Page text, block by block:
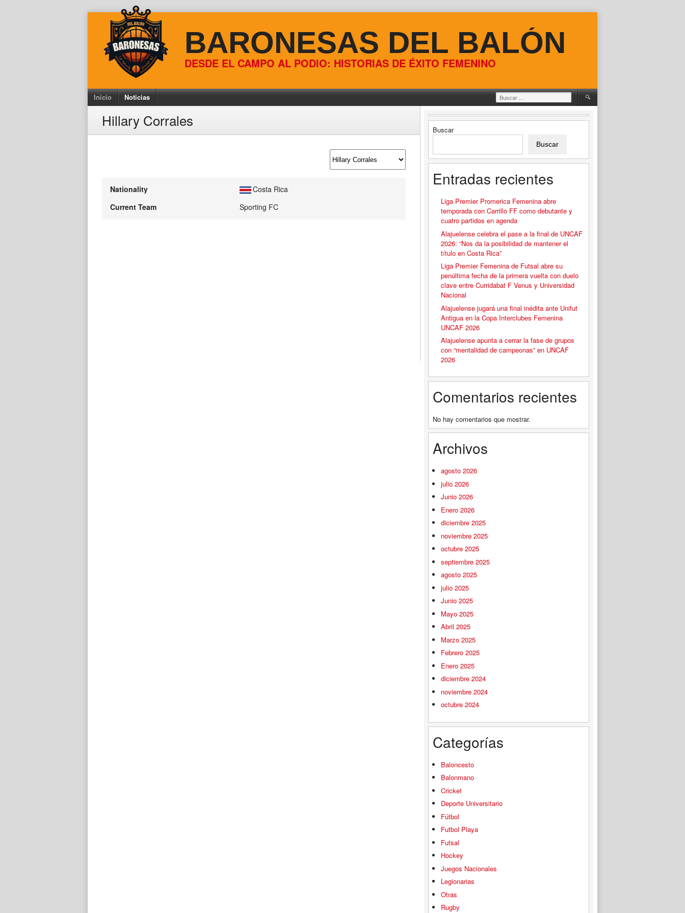
BARONESAS DEL BALÓN
DESDE EL CAMPO AL PODIO: HISTORIAS DE ÉXITO FEMENINO
Inicio Noticias Buscar:
Hillary Corrales
Nationality
Costa Rica
Current Team
Sporting FC
Buscar
Buscar
Entradas recientes
Liga Premier Promerica Femenina abre
temporada con Carrillo FF como debutante y
cuatro partidos en agenda
Alajuelense celebra el pase a la final de UNCAF
2026: “Nos da la posibilidad de mantener el
título en Costa Rica”
Liga Premier Femenina de Futsal abre su
penúltima fecha de la primera vuelta con duelo
clave entre Curridabat F Venus y Universidad
Nacional
Alajuelense jugará una final inédita ante Unifut
Antigua en la Copa Interclubes Femenina
UNCAF 2026
Alajuelense apunta a cerrar la fase de grupos
con “mentalidad de campeonas” en UNCAF
2026
Comentarios recientes
No hay comentarios que mostrar.
Archivos
agosto 2026
julio 2026
Junio 2026
Enero 2026
diciembre 2025
noviembre 2025
octubre 2025
septiembre 2025
agosto 2025
julio 2025
Junio 2025
Mayo 2025
Abril 2025
Marzo 2025
Febrero 2025
Enero 2025
diciembre 2024
noviembre 2024
octubre 2024
Categorías
Baloncesto
Balonmano
Cricket
Deporte Universitario
Fútbol
Futbol Playa
Futsal
Hockey
Juegos Nacionales
Legionarias
Otras
Rugby